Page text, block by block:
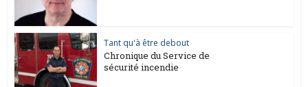
Tant qu'à être debout
Chronique du Service de
sécurité incendie